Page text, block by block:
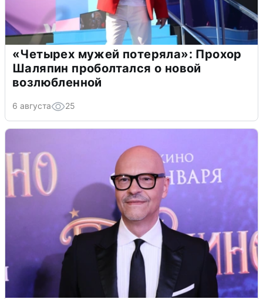
«Четырех мужей потеряла»: Прохор
Шаляпин проболтался о новой
возлюбленной
6 августа 25